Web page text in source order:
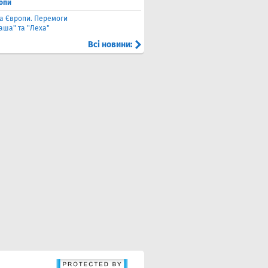
Європи. Перемоги
та "Леха"
Всі новини: